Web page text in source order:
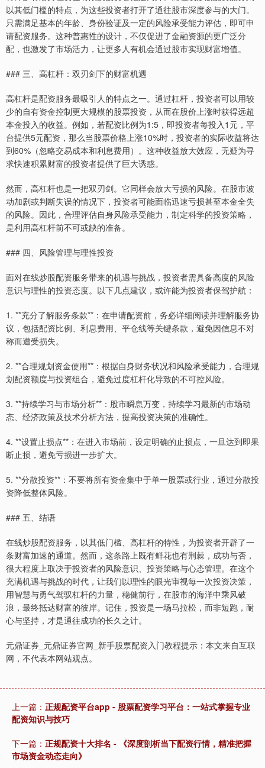
以其低门槛的特点，为这些投资者打开了通往股市深度参与的大门。
只需满足基本的年龄、身份验证及一定的风险承受能力评估，即可申
请配资服务。这种普惠性的设计，不仅促进了金融资源的更广泛分
配，也激发了市场活力，让更多人有机会通过股市实现财富增值。
### 三、高杠杆：双刃剑下的财富机遇
高杠杆是配资服务最吸引人的特点之一。通过杠杆，投资者可以用较
少的自有资金控制更大规模的股票投资，从而在股价上涨时获得远超
本金投入的收益。例如，若配资比例为1:5，即投资者每投入1元，平
台提供5元配资，那么当股票价格上涨10%时，投资者的实际收益将达
到60%（忽略交易成本和利息费用）。这种收益放大效应，无疑为寻
求快速积累财富的投资者提供了巨大诱惑。
然而，高杠杆也是一把双刃剑。它同样会放大亏损的风险。在股市波
动加剧或判断失误的情况下，投资者可能面临迅速亏损甚至本金全失
的风险。因此，合理评估自身风险承受能力，制定科学的投资策略，
是利用高杠杆前不可或缺的准备。
### 四、风险管理与理性投资
面对在线炒股配资服务带来的机遇与挑战，投资者需具备高度的风险
意识与理性的投资态度。以下几点建议，或许能为投资者保驾护航：
1. **充分了解服务条款**：在申请配资前，务必详细阅读并理解服务协
议，包括配资比例、利息费用、平仓线等关键条款，避免因信息不对
称而遭受损失。
2. **合理规划资金使用**：根据自身财务状况和风险承受能力，合理规
划配资额度与投资组合，避免过度杠杆化导致的不可控风险。
3. **持续学习与市场分析**：股市瞬息万变，持续学习最新的市场动
态、经济政策及技术分析方法，提高投资决策的准确性。
4. **设置止损点**：在进入市场前，设定明确的止损点，一旦达到即果
断止损，避免亏损进一步扩大。
5. **分散投资**：不要将所有资金集中于单一股票或行业，通过分散投
资降低整体风险。
### 五、结语
在线炒股配资服务，以其低门槛、高杠杆的特性，为投资者开辟了一
条财富加速的通道。然而，这条路上既有鲜花也有荆棘，成功与否，
很大程度上取决于投资者的风险意识、投资策略与心态管理。在这个
充满机遇与挑战的时代，让我们以理性的眼光审视每一次投资决策，
用智慧与勇气驾驭杠杆的力量，稳健前行，在股市的海洋中乘风破
浪，最终抵达财富的彼岸。记住，投资是一场马拉松，而非短跑，耐
心与坚持，才是通往成功的长久之计。
元鼎证券_元鼎证券官网_新手股票配资入门教程提示：本文来自互联
网，不代表本网站观点。
上一篇： 正规配资平台app - 股票配资学习平台：一站式掌握专业
配资知识与技巧
下一篇： 正规配资十大排名 - 《深度剖析当下配资行情，精准把握
市场资金动态走向》
上证综指 3878.43
沪深300 4658.15 +57.22 +1.24%
北证50 1119.46 +25.97 +2.38%
创业板指